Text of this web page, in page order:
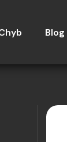
Blog